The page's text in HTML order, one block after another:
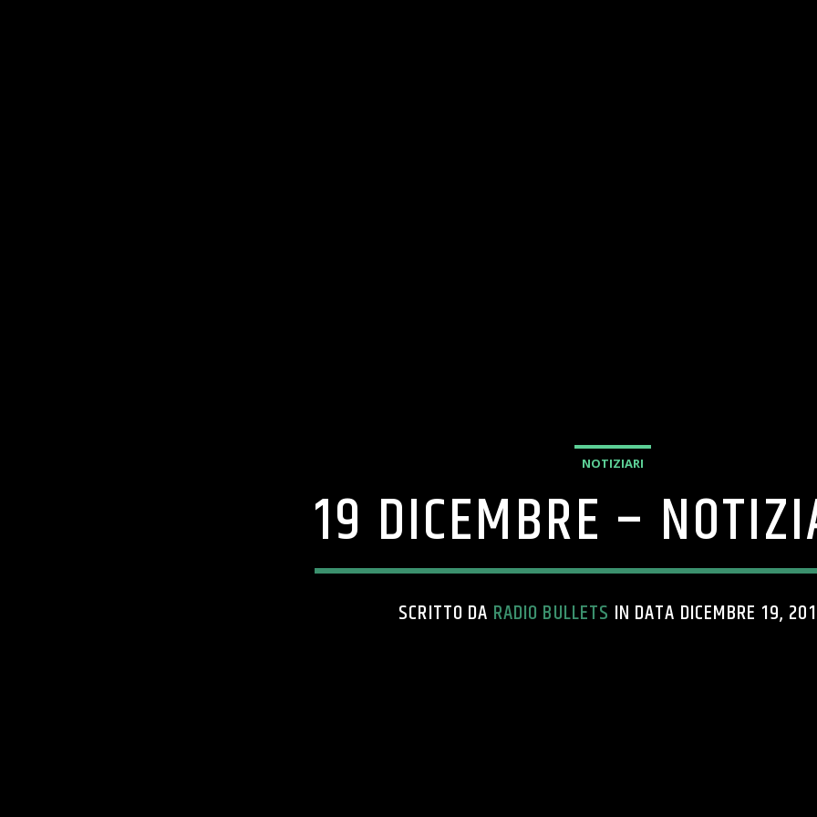
NOTIZIARI
19 DICEMBRE –
SCRITTO DA RADIO BULLETS IN DATA DICEMBRE 19,